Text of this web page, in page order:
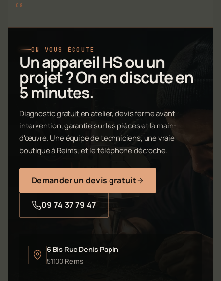
ON VOUS ÉCOUTE
Un appareil HS ou un
projet ? On en discute en
5 minutes.
Diagnostic gratuit en atelier, devis ferme avant
intervention, garantie sur les pièces et la main-
d'œuvre. Une équipe de techniciens, une vraie
boutique à Reims, et le téléphone décroche.
Demander un devis gratuit
09 74 37 79 47
6 Bis Rue Denis Papin
51100 Reims